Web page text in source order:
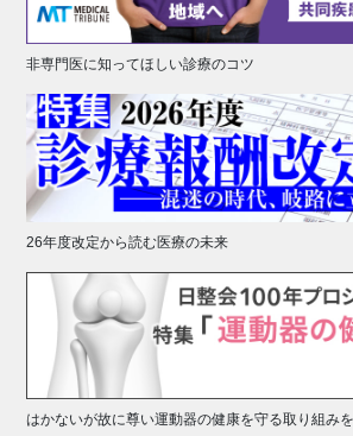
非専門医に知ってほしい診療のコツ
26年度改定から読む医療の未来
はかないが故に尊い運動器の健康を守る取り組みを